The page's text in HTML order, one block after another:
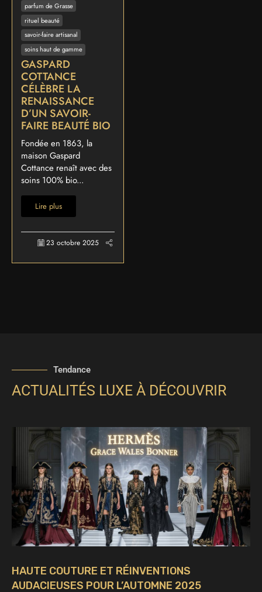
parfum de Grasse
rituel beauté
savoir-faire artisanal
soins haut de gamme
GASPARD
COTTANCE
CÉLÈBRE LA
RENAISSANCE
D’UN SAVOIR-
FAIRE BEAUTÉ BIO
Fondée en 1863, la
maison Gaspard
Cottance renaît avec des
soins 100% bio...
Lire plus
23 octobre 2025
Tendance
ACTUALITÉS LUXE À DÉCOUVRIR
HAUTE COUTURE ET RÉINVENTIONS
AUDACIEUSES POUR L’AUTOMNE 2025